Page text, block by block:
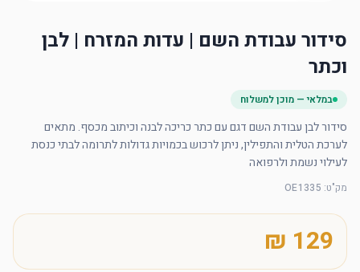
סידור עבודת השם | עדות המזרח | לבן
וכתר
במלאי — מוכן למשלוח
לעילוי נשמת ולרפואה
מק"ט:
OE1335